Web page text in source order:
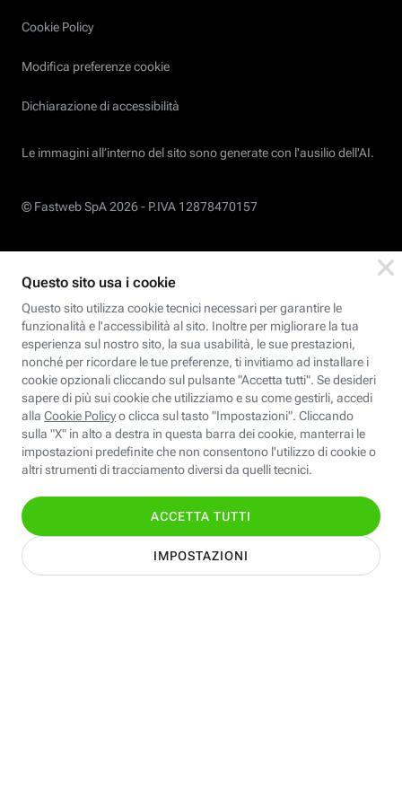
Cookie Policy
Modifica preferenze cookie
Dichiarazione di accessibilità
Le immagini all’interno del sito sono generate con l'ausilio dell'AI.
© Fastweb SpA 2026 - P.IVA 12878470157